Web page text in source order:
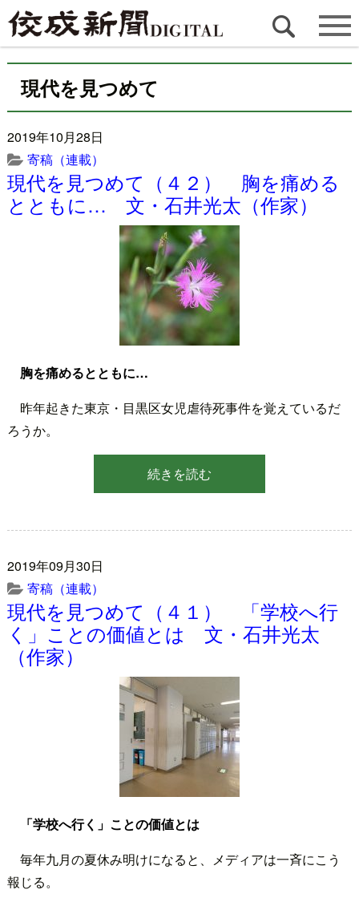
現代を見つめて
2019年10月28日
寄稿（連載）
現代を見つめて（４２） 胸を痛める
とともに… 文・石井光太（作家）
胸を痛めるとともに…
昨年起きた東京・目黒区女児虐待死事件を覚えているだ
ろうか。
続きを読む
2019年09月30日
寄稿（連載）
現代を見つめて（４１） 「学校へ行
く」ことの価値とは 文・石井光太
（作家）
「学校へ行く」ことの価値とは
毎年九月の夏休み明けになると、メディアは一斉にこう
報じる。